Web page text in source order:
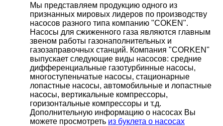
Мы представляем продукцию одного из
признанных мировых лидеров по производству
насосов разного типа компанию "COKEN".
Насосы для сжиженного газа являются главным
звеном работы газонаполнительных и
газозаправочных станций. Компания "CORKEN"
выпускает следующие виды насосов: cредние
дифференциальные газотурбинные насосы,
многоступеньчатые насосы, стационарные
лопастные насосы, автомобильные и лопaстные
насосы, вертикальные компрессоры,
горизонтальные компрессоры и т.д.
Дополнительную информацию о насосах Вы
можете просмотреть из буклета о насосах